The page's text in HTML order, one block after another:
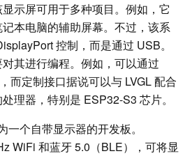
示屏可用于多种项目。例如，它
本电脑的辅助屏幕。不过，该系
控制，而是通过 USB。
其进行编程。例如，可以通过
而定制接口据说可以与 LVGL 配合
理器，特别是 ESP32-S3 芯片。
个自带显示器的开发板。
WiFi 和蓝牙 5.0（BLE），可将显